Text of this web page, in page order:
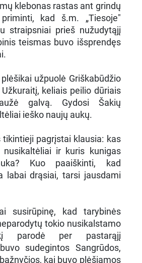
klebonas rastas ant grindų
kad š.m. „Tiesoje"
straipsniai prieš nužudytąjį
teismas buvo išsprendęs
užpuolė Griškabūdžio
keliais peilio dūriais
galvą. Gydosi Šakių
ieško naujų aukų.
tikintieji pagrįstai klausia: kas
ir kuris kunigas
Kuo paaiškinti, kad
labai drąsiai, tarsi jausdami
susirūpinę, kad tarybinės
tokio nusikalstamo
parodė per pastarąjį
sudegintos Sangrūdos,
kai buvo plėšiamos